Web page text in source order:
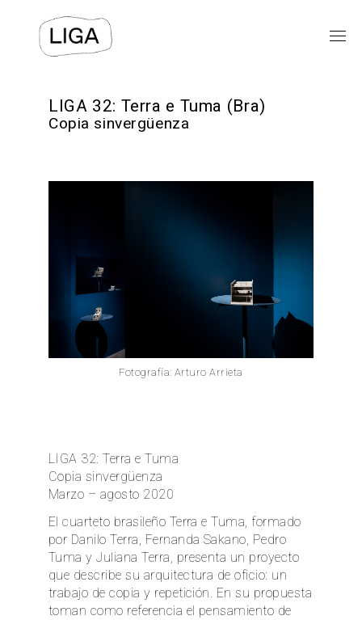
EXPOSICIONES
LIGA-ARCHIVOS
ACERCA DE
LIGA 32: Terra e Tuma (Bra)
Copia sinvergüenza
Fotografía: Arturo Arrieta
LIGA 32: Terra e Tuma
Copia sinvergüenza
Marzo – agosto 2020
El cuarteto brasileño Terra e Tuma, formado
por Danilo Terra, Fernanda Sakano, Pedro
Tuma y Juliana Terra, presenta un proyecto
que describe su arquitectura de oficio: un
trabajo de copia y repetición. En su propuesta
toman como referencia el pensamiento de